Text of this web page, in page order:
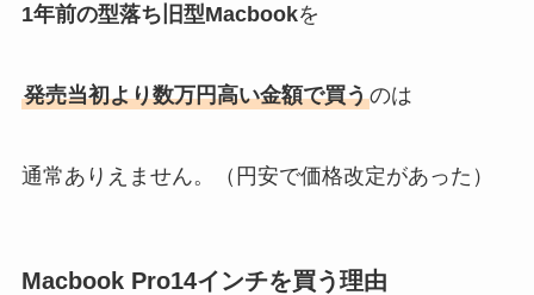
1年前の型落ち旧型Macbookを
発売当初より数万円高い金額で買うのは
通常ありえません。（円安で価格改定があった）
Macbook Pro14インチを買う理由